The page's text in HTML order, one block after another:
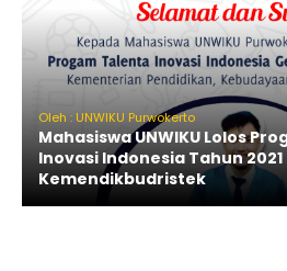
Oleh : UNWIKU Purwokerto
Mahasiswa UNWIKU Lolos
Inovasi Indonesia Tahun 2021
Kemendikbudristek